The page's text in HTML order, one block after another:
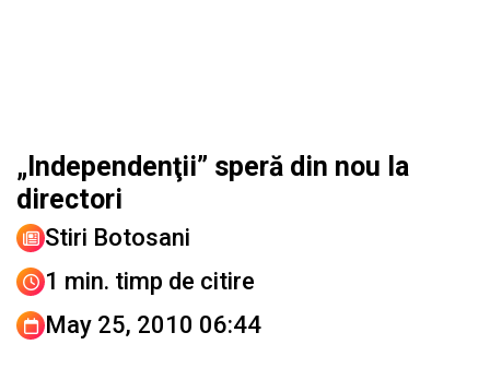
„Independenţii” speră din nou la
directori
Stiri Botosani
1 min. timp de citire
May 25, 2010 06:44